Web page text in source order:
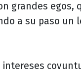
grandes egos,
a su paso un
intereses